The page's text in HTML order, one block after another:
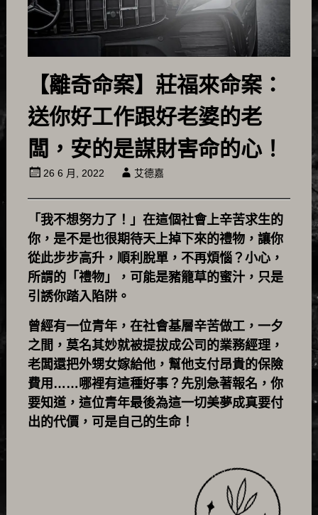
【離奇命案】莊福來命案：
送你好工作跟好老婆的老
闆，安的是謀財害命的心！
26 6 月, 2022 艾德嘉
「我不想努力了！」在這個社會上辛苦求生的
你，是不是也很期待天上掉下來的禮物，讓你
從此步步高升，順利脫單，不再煩惱？小心，
所謂的「禮物」，可能是豬籠草的蜜汁，只是
引誘你踏入陷阱。
曾經有一位青年，在社會基層辛苦做工，一夕
之間，莫名其妙就被提拔成公司的業務經理，
老闆還把外甥女嫁給他，幫他支付昂貴的保險
費用……哪裡有這種好事？先別急著報名，你
要知道，這位青年最後為這一切美夢成真要付
出的代價，可是自己的生命！